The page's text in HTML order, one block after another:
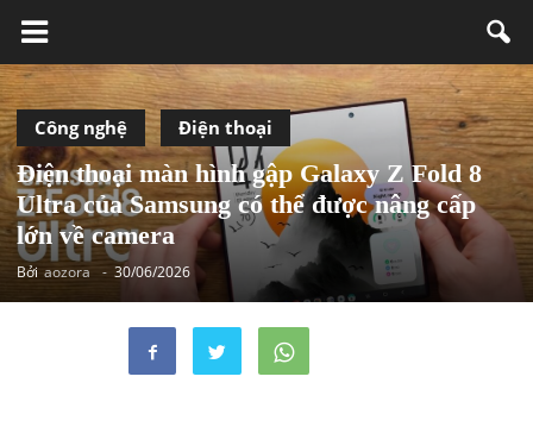
Công nghệ Điện thoại
Điện thoại màn hình gập Galaxy Z Fold 8
Ultra của Samsung có thể được nâng cấp
lớn về camera
Bởi aozora - 30/06/2026